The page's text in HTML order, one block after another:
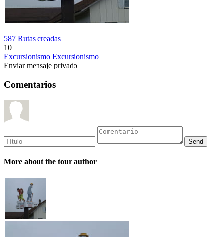
587 Rutas creadas
10
Excursionismo Excursionismo
Enviar mensaje privado
Comentarios
More about the tour author